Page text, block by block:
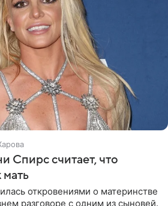
Спирс считает, что
мать
откровениями о материнстве
разговоре с одним из сыновей.